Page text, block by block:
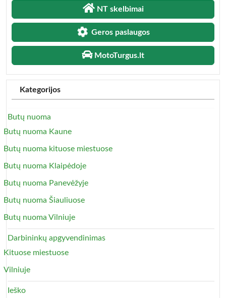
NT skelbimai
Geros paslaugos
MotoTurgus.lt
Kategorijos
Butų nuoma
Butų nuoma Kaune
Butų nuoma kituose miestuose
Butų nuoma Klaipėdoje
Butų nuoma Panevėžyje
Butų nuoma Šiauliuose
Butų nuoma Vilniuje
Darbininkų apgyvendinimas
Kituose miestuose
Vilniuje
Ieško